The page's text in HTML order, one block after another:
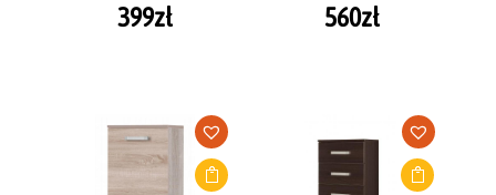
399zł 560zł